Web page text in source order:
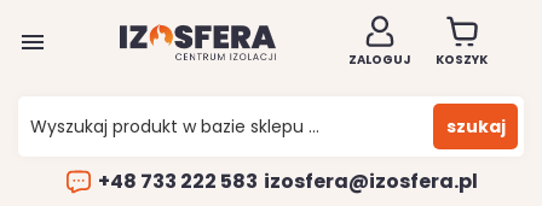

ZALOGUJ KOSZYK
szukaj
+48 733 222 583 izosfera@izosfera.pl